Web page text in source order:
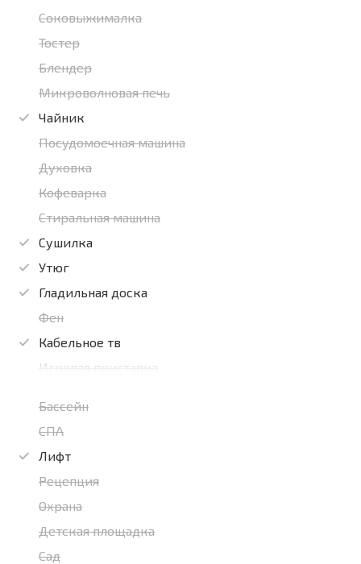
Соковыжималка
Тостер
Блендер
Микроволновая печь
Чайник
Посудомоечная машина
Духовка
Кофеварка
Стиральная машина
Сушилка
Утюг
Гладильная доска
Фен
Кабельное тв
Игровая приставка
Бассейн
СПА
Лифт
Рецепция
Охрана
Детская площадка
Сад